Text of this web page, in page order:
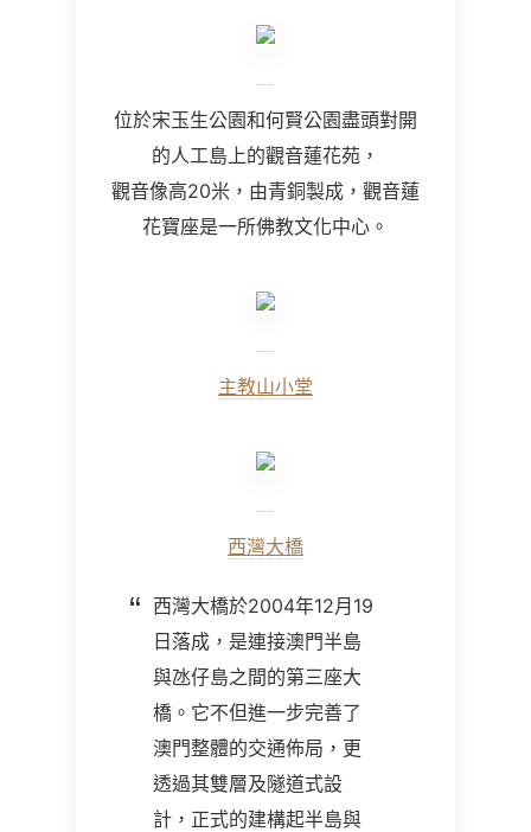
位於宋玉生公園和何賢公園盡頭對開
的人工島上的觀音蓮花苑，
觀音像高20米，由青銅製成，觀音蓮
花寶座是一所佛教文化中心。
主教山小堂
西灣大橋
西灣大橋於2004年12月19
日落成，是連接澳門半島
與氹仔島之間的第三座大
橋。它不但進一步完善了
澳門整體的交通佈局，更
透過其雙層及隧道式設
計，正式的建構起半島與